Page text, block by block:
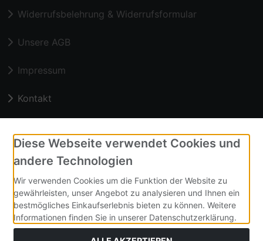
Widerrufsbelehrung & Widerrufsformular
Unsere AGB
Impressum
Kontakt
Zahlungsmethoden
Vorkasse
Unsere homepage
Diese Webseite verwendet Cookies und
andere Technologien
Wir verwenden Cookies um die Funktion der Website zu
gewährleisten, unser Angebot zu analysieren und Ihnen ein
bestmögliches Einkaufserlebnis bieten zu können. Weitere
Informationen finden Sie in unserer Datenschutzerklärung.